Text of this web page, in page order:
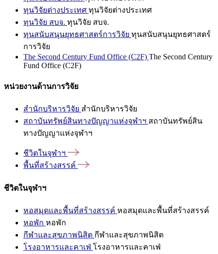
ทุนวิจัยต่างประเทศ ทุนวิจัยต่างประเทศ
ทุนวิจัย สบจ. ทุนวิจัย สบจ.
ทุนสนับสนุนยุทธศาสตร์การวิจัย ทุนสนับสนุนยุทธศาสตร์
การวิจัย
The Second Century Fund Office (C2F) The Second Century
Fund Office (C2F)
หน่วยงานด้านการวิจัย
สำนักบริหารวิจัย สำนักบริหารวิจัย
สถาบันทรัพย์สินทางปัญญาแห่งจุฬาฯ สถาบันทรัพย์สิน
ทางปัญญาแห่งจุฬาฯ
ชีวิตในจุฬาฯ
พื้นที่สร้างสรรค์
ชีวิตในจุฬาฯ
หอสมุดและพื้นที่สร้างสรรค์ หอสมุดและพื้นที่สร้างสรรค์
หอพัก หอพัก
กีฬาและสุขภาพนิสิต กีฬาและสุขภาพนิสิต
โรงอาหารและคาเฟ่ โรงอาหารและคาเฟ่